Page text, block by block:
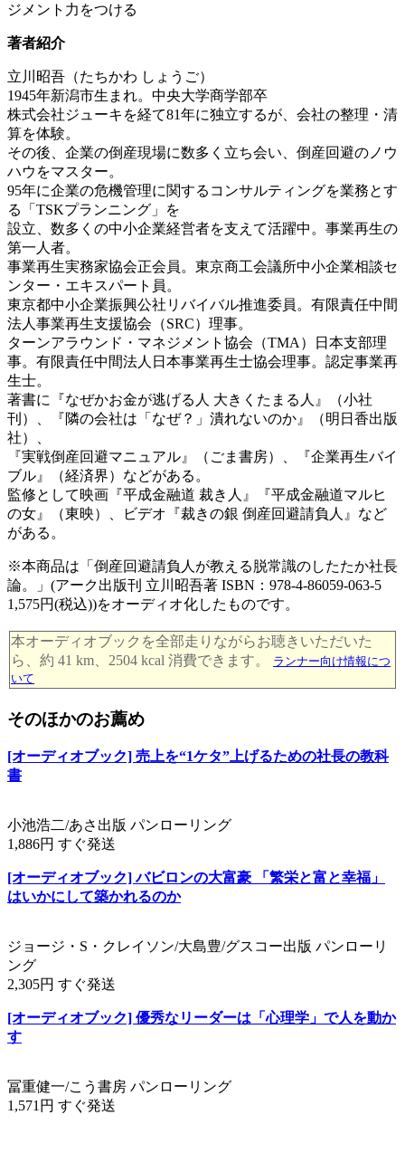
ジメント力をつける
著者紹介
立川昭吾（たちかわ しょうご）
1945年新潟市生まれ。中央大学商学部卒
株式会社ジューキを経て81年に独立するが、会社の整理・清
算を体験。
その後、企業の倒産現場に数多く立ち会い、倒産回避のノウ
ハウをマスター。
95年に企業の危機管理に関するコンサルティングを業務とす
る「TSKプランニング」を
設立、数多くの中小企業経営者を支えて活躍中。事業再生の
第一人者。
事業再生実務家協会正会員。東京商工会議所中小企業相談セ
ンター・エキスパート員。
東京都中小企業振興公社リバイバル推進委員。有限責任中間
法人事業再生支援協会（SRC）理事。
ターンアラウンド・マネジメント協会（TMA）日本支部理
事。有限責任中間法人日本事業再生士協会理事。認定事業再
生士。
著書に『なぜかお金が逃げる人 大きくたまる人』（小社
刊）、『隣の会社は「なぜ？」潰れないのか』（明日香出版
社）、
『実戦倒産回避マニュアル』（ごま書房）、『企業再生バイ
ブル』（経済界）などがある。
監修として映画『平成金融道 裁き人』『平成金融道マルヒ
の女』（東映）、ビデオ『裁きの銀 倒産回避請負人』など
がある。
※本商品は「倒産回避請負人が教える脱常識のしたたか社長
論。」(アーク出版刊 立川昭吾著 ISBN：978-4-86059-063-5
1,575円(税込))をオーディオ化したものです。
本オーディオブックを全部走りながらお聴きいただいた
ら、約 41 km、2504 kcal 消費できます。
ランナー向け情報につ
いて
そのほかのお薦め
[オーディオブック] 売上を“1ケタ”上げるための社長の教科
書
小池浩二/あさ出版 パンローリング
1,886円 すぐ発送
[オーディオブック] バビロンの大富豪 「繁栄と富と幸福」
はいかにして築かれるのか
ジョージ・S・クレイソン/大島豊/グスコー出版 パンローリ
ング
2,305円 すぐ発送
[オーディオブック] 優秀なリーダーは「心理学」で人を動か
す
冨重健一/こう書房 パンローリング
1,571円 すぐ発送